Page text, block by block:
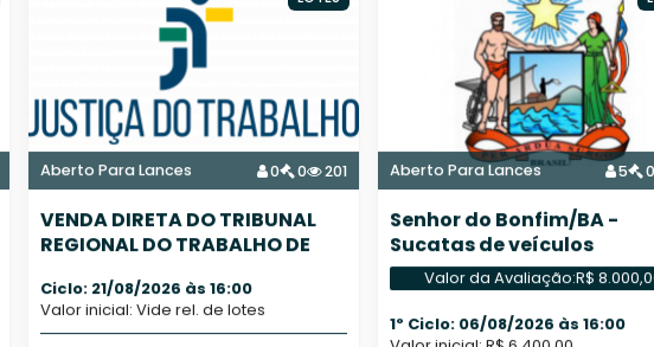
Aberto Para Lances 0 0 201
VENDA DIRETA DO TRIBUNAL
REGIONAL DO TRABALHO DE
Ciclo: 21/08/2026 às 16:00
Valor inicial: Vide rel. de lotes
Aberto Para Lances 5 0
Senhor do Bonfim/BA -
Sucatas de veículos
Valor da Avaliação:R$
1º Ciclo: 06/08/2026 às 16:00